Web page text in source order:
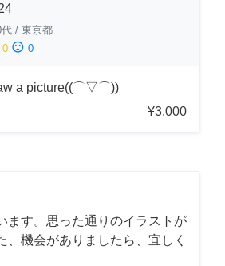
/ 東京都
0 sentiment_dissatisfied 0
a picture((⌒▽⌒))
¥3,000
ます。思った通りのイラストが
、機会がありましたら、宜しく